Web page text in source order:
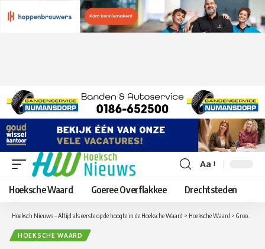
Lettergrootte
aanpassen
Aa
Hoeksche Waard Goeree Overflakkee Drechtsteden
Hoeksch Nieuws – Altijd als eerste op de hoogte in de Hoeksche Waard > Hoeksche Waard > Groots welkom in Oud-Beijerland voor de deelnemers van de Roparun
HOEKSCHE WAARD